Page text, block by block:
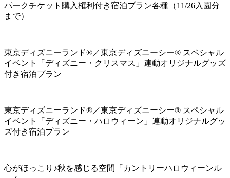
パークチケット購入権利付き宿泊プラン各種（11/26入園分
まで）
東京ディズニーランド®／東京ディズニーシー® スペシャル
イベント「ディズニー・クリスマス」連動オリジナルグッズ
付き宿泊プラン
東京ディズニーランド®／東京ディズニーシー® スペシャル
イベント「ディズニー・ハロウィーン」連動オリジナルグッ
ズ付き宿泊プラン
心がほっこり♪秋を感じる空間「カントリーハロウィーンル